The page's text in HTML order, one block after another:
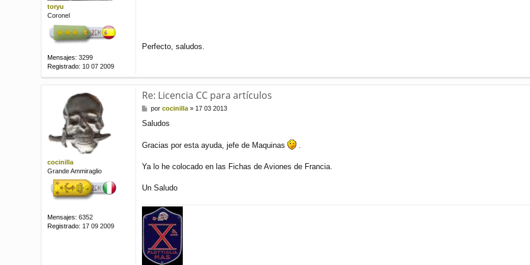
toryu
Coronel
Mensajes: 3299
Registrado: 10 07 2009
Perfecto, saludos.
cocinilla
Grande Ammiraglio
Mensajes: 6352
Registrado: 17 09 2009
Re: Licencia CC para artículos
M
n
a
porcocinilla » 17 03 2013
Saludos
Gracias por esta ayuda, jefe de Maquinas .
Ya lo he colocado en las Fichas de Aviones de Francia.
Un Saludo